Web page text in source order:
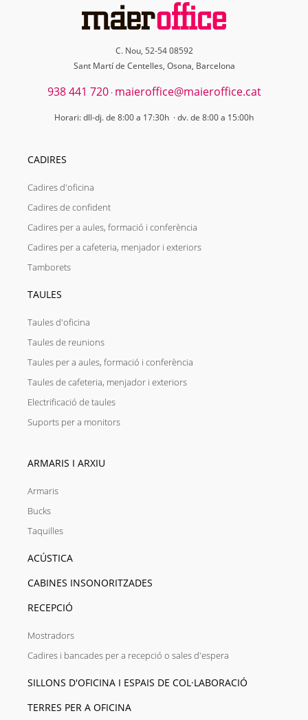
C. Nou, 52-54 08592
Sant Martí de Centelles, Osona, Barcelona
938 441 720· maieroffice@maieroffice.cat
Horari: dll-dj. de 8:00 a 17:30h · dv. de 8:00 a 15:00h
CADIRES
Cadires d'oficina
Cadires de confident
Cadires per a aules, formació i conferència
Cadires per a cafeteria, menjador i exteriors
Tamborets
TAULES
Taules d'oficina
Taules de reunions
Taules per a aules, formació i conferència
Taules de cafeteria, menjador i exteriors
Electrificació de taules
Suports per a monitors
ARMARIS I ARXIU
Armaris
Bucks
Taquilles
ACÚSTICA
CABINES INSONORITZADES
RECEPCIÓ
Mostradors
Cadires i bancades per a recepció o sales d'espera
SILLONS D'OFICINA I ESPAIS DE COL·LABORACIÓ
TERRES PER A OFICINA